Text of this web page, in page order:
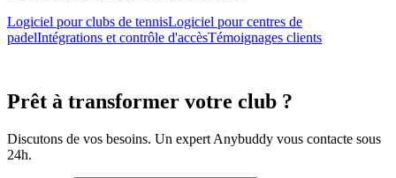
Logiciel pour clubs de tennisLogiciel pour centres de
padelIntégrations et contrôle d'accèsTémoignages clients
Prêt à transformer votre club ?
Discutons de vos besoins. Un expert Anybuddy vous contacte sous
24h.